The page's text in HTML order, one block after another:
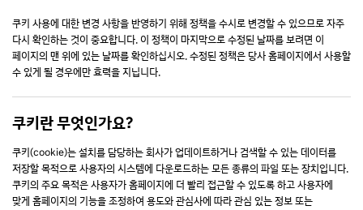
쿠키 사용에 대한 변경 사항을 반영하기 위해 정책을 수시로 변경할 수 있으므로 자주
다시 확인하는 것이 중요합니다. 이 정책이 마지막으로 수정된 날짜를 보려면 이
페이지의 맨 위에 있는 날짜를 확인하십시오. 수정된 정책은 당사 홈페이지에서 사용할
수 있게 될 경우에만 효력을 지닙니다.
쿠키란 무엇인가요?
쿠키(cookie)는 설치를 담당하는 회사가 업데이트하거나 검색할 수 있는 데이터를
저장할 목적으로 사용자의 시스템에 다운로드하는 모든 종류의 파일 또는 장치입니다.
쿠키의 주요 목적은 사용자가 홈페이지에 더 빨리 접근할 수 있도록 하고 사용자에
맞게 홈페이지의 기능을 조정하여 용도와 관심사에 따라 관심 있는 정보 또는